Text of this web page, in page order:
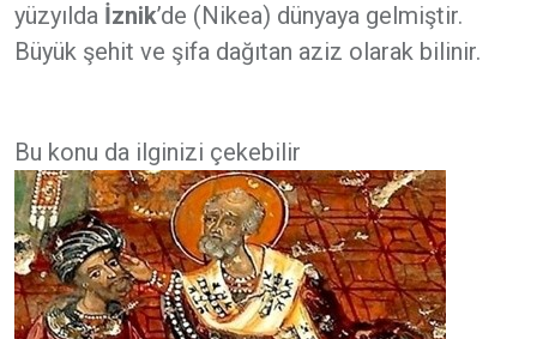
yüzyılda İznik’de (Nikea) dünyaya gelmiştir.
Büyük şehit ve şifa dağıtan aziz olarak bilinir.
Bu konu da ilginizi çekebilir